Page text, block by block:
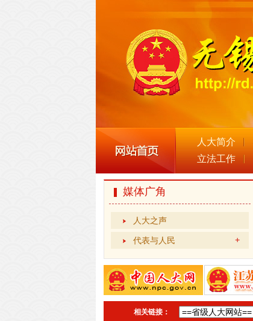
人大简介
立法工作
媒体广角
人大之声
代表与人民
相关链接：